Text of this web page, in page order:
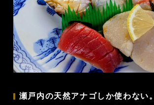
瀬戸内の天然アナゴしか使わない。